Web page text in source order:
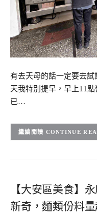
有去天母的話一定要去
天我特別提早，早上11
已…
CONTINUE
【大安區美食】
新奇，麵類份料